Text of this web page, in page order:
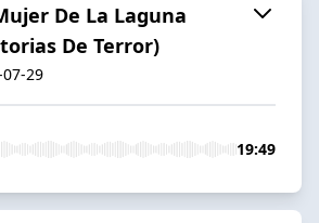
De La Laguna
De Terror)
29
19:49